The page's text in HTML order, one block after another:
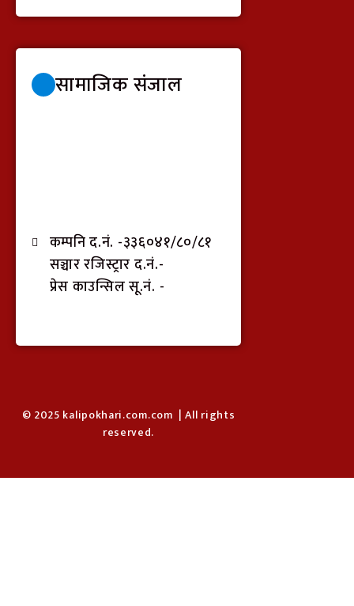
सामाजिक संजाल
कम्पनि द.नं. -३३६०४१/८०/८१
सञ्चार रजिस्ट्रार द.नं.-
प्रेस काउन्सिल सू.नं. -
© 2025 kalipokhari.com.com | All rights
reserved.